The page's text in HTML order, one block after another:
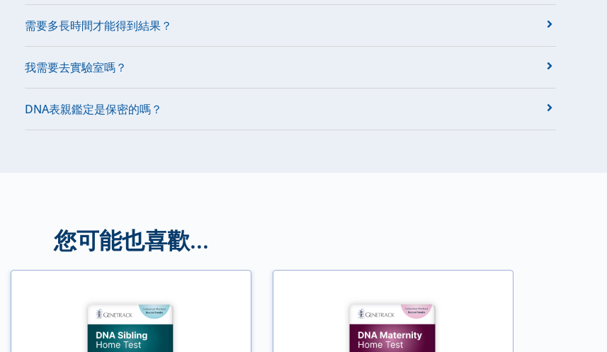
需要多長時間才能得到結果？
我需要去實驗室嗎？
DNA表親鑑定是保密的嗎？
您可能也喜歡...